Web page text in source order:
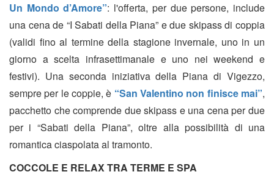
Un Mondo d’Amore”: l'offerta, per due persone, include
una cena de “I Sabati della Piana” e due skipass di coppia
(validi fino al termine della stagione invernale, uno in un
giorno a scelta infrasettimanale e uno nei weekend e
festivi). Una seconda iniziativa della Piana di Vigezzo,
sempre per le coppie, è “San Valentino non finisce mai”,
pacchetto che comprende due skipass e una cena per due
per i “Sabati della Piana”, oltre alla possibilità di una
romantica ciaspolata al tramonto.
COCCOLE E RELAX TRA TERME E SPA